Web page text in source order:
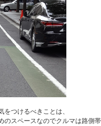
つけるべきことは、
のスペースなのでクルマは路側